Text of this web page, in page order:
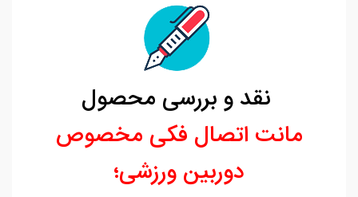
نقد و بررسی محصول
مانت اتصال فکی مخصوص
دوربین ورزشی؛